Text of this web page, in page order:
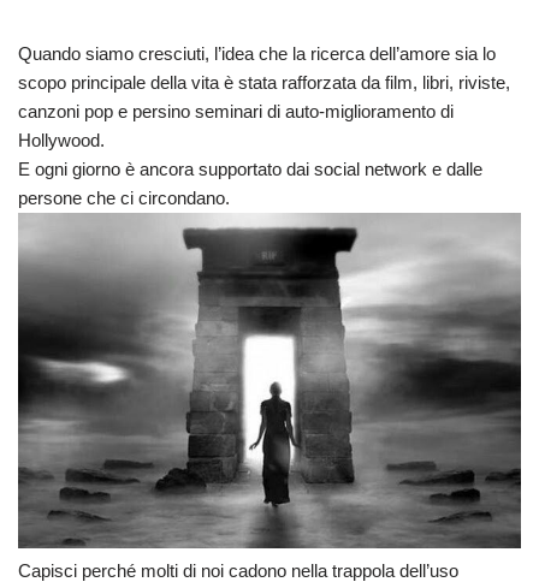
Quando siamo cresciuti, l’idea che la ricerca dell’amore sia lo
scopo principale della vita è stata rafforzata da film, libri, riviste,
canzoni pop e persino seminari di auto-miglioramento di
Hollywood.
E ogni giorno è ancora supportato dai social network e dalle
persone che ci circondano.
Capisci perché molti di noi cadono nella trappola dell’uso